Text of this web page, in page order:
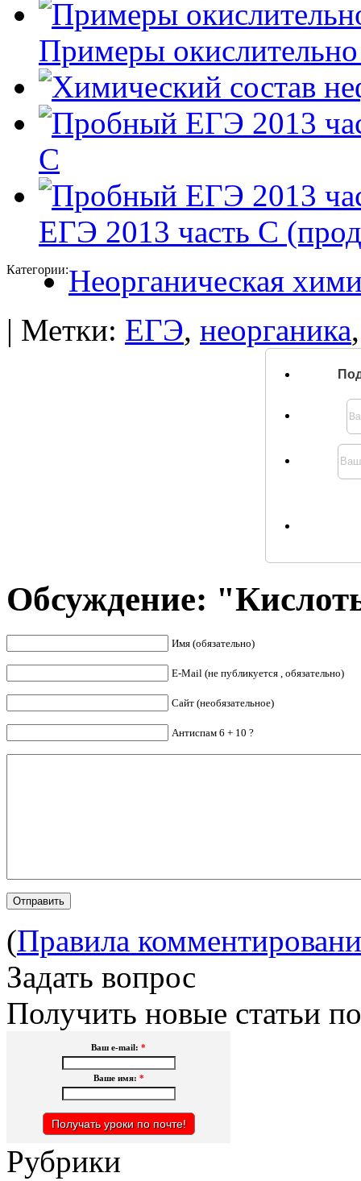
Примеры
С
ЕГЭ 2013 часть С
Категории:Неорганическая
| Метки: ЕГЭ, неорганика
Обсуждение:
Имя (обязательно)
E-Mail (не публикуется , обязательно)
Сайт (необязательное)
Антиспам 6 + 10 ?
(Правила
Задать вопрос
Получить новые статьи
Ваш e-mail: *
Ваше имя: *
Рубрики